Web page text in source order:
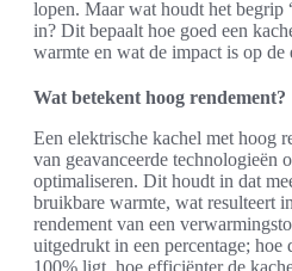
lopen. Maar wat houdt het begrip
in? Dit bepaalt hoe goed een
warmte en wat de impact is op de
Wat betekent hoog rendement?
Een elektrische kachel met hoog
van geavanceerde technologieën
optimaliseren. Dit houdt in dat
bruikbare warmte, wat resulteert
rendement van een
uitgedrukt in een percentage; hoe
100% ligt, hoe efficiënter de